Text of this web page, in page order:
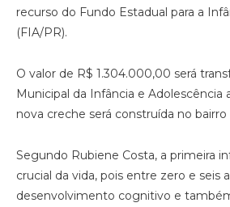
recurso do Fundo Estadual para a
(FIA/PR).
O valor de R$ 1.304.000,00 será
Municipal da Infância e Adolescência
nova creche será construída no bairro
Segundo Rubiene Costa, a primeira
crucial da vida, pois entre zero e seis
desenvolvimento cognitivo e